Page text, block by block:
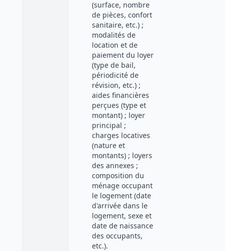
(surface, nombre
de pièces, confort
sanitaire, etc.) ;
modalités de
location et de
paiement du loyer
(type de bail,
périodicité de
révision, etc.) ;
aides financières
perçues (type et
montant) ; loyer
principal ;
charges locatives
(nature et
montants) ; loyers
des annexes ;
composition du
ménage occupant
le logement (date
d'arrivée dans le
logement, sexe et
date de naissance
des occupants,
etc.).